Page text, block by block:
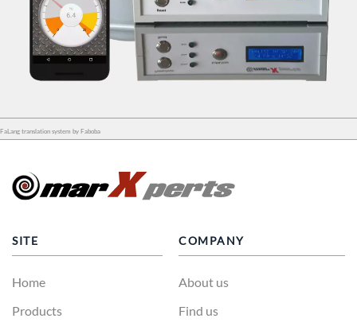
FaLang translation system by Faboba
SITE
Home
Products
COMPANY
About us
Find us